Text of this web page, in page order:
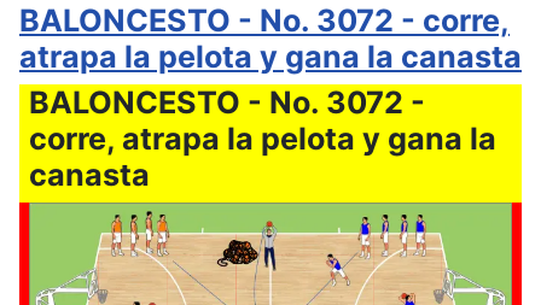
BALONCESTO - No. 3072 - corre,
atrapa la pelota y gana la canasta
BALONCESTO - No. 3072 -
corre, atrapa la pelota y gana la
canasta